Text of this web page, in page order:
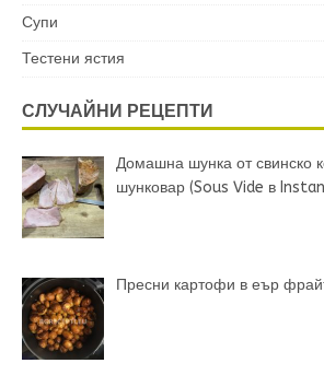
Супи
Тестени ястия
СЛУЧАЙНИ РЕЦЕПТИ
Домашна шунка от свинско
шунковар (Sous Vide в
Пресни картофи в еър